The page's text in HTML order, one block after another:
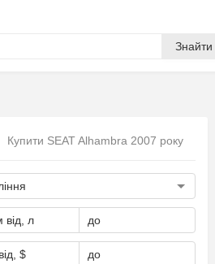
Знайти
Купити SEAT Alhambra 2007 року
л до
$ до